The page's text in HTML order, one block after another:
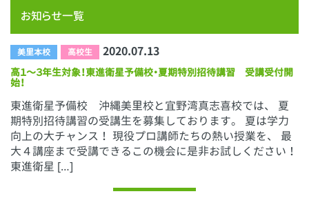
お知らせ一覧
美里本校 高校生 2020.07.13
高１〜３年生対象！東進衛星予備校・夏期特別招待講習 受講受付開
始！
東進衛星予備校 沖縄美里校と宜野湾真志喜校では、 夏
期特別招待講習の受講生を募集しております。 夏は学力
向上の大チャンス！ 現役プロ講師たちの熱い授業を、 最
大４講座まで受講できるこの機会に是非お試しください！
東進衛星 […]